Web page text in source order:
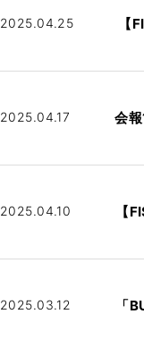
2025.04.25 【
2025.04.17 会
2025.04.10 【
2025.03.12 「